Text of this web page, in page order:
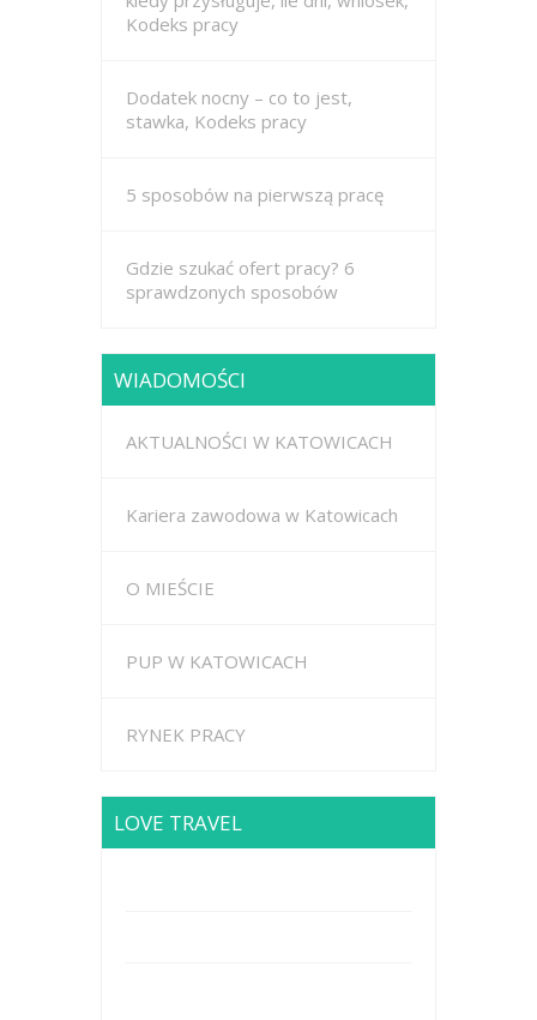
Kodeks pracy
Dodatek nocny – co to jest,
stawka, Kodeks pracy
5 sposobów na pierwszą pracę
Gdzie szukać ofert pracy? 6
sprawdzonych sposobów
WIADOMOŚCI
AKTUALNOŚCI W KATOWICACH
Kariera zawodowa w Katowicach
O MIEŚCIE
PUP W KATOWICACH
RYNEK PRACY
LOVE TRAVEL